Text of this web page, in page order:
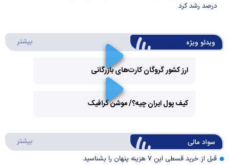
درصد رشد کرد
ویدئو ویژه بیشتر
ارز کشور گروگان کارت‌های بازرگانی
Video
کیف پول ایران چیه؟/ موشن گرافیک
سواد مالی بیشتر
قبل از خرید قسطی این ۷ هزینه پنهان را بشناسید